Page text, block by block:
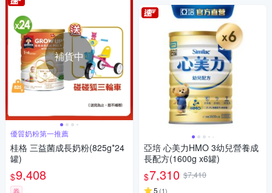
補貨中
優質奶粉第一推薦
桂格 三益菌成長奶粉(825g*24
罐)
$9,408
亞培 心美力HMO 3幼兒營養成
長配方(1600g x6罐)
$7,310 $7,410
5 (1)